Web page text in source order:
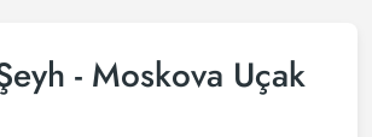
- Moskova Uçak